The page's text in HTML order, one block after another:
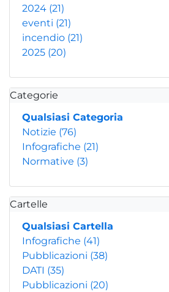
2024 (21)
eventi (21)
incendio (21)
2025 (20)
Categorie
Qualsiasi Categoria
Notizie (76)
Infografiche (21)
Normative (3)
Cartelle
Qualsiasi Cartella
Infografiche (41)
Pubblicazioni (38)
DATI (35)
Pubblicazioni (20)